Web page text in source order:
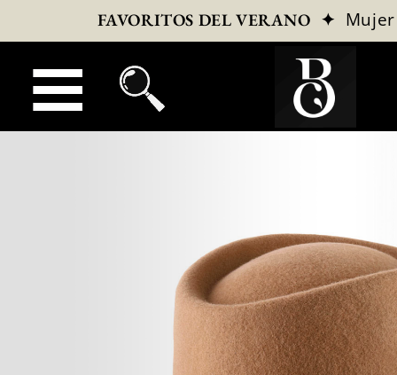
FAVORITOS DEL VERANO ✦ Mujer